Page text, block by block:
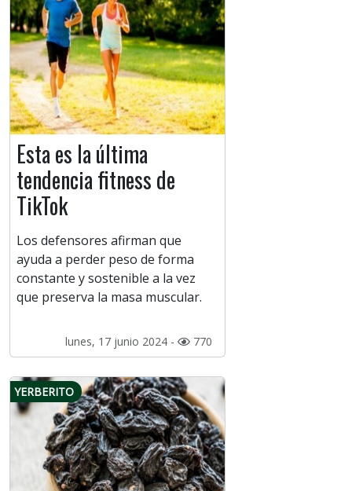
Esta es la última
tendencia fitness de
TikTok
Los defensores afirman que
ayuda a perder peso de forma
constante y sostenible a la vez
que preserva la masa muscular.
lunes, 17 junio 2024 - 770
YERBERITO